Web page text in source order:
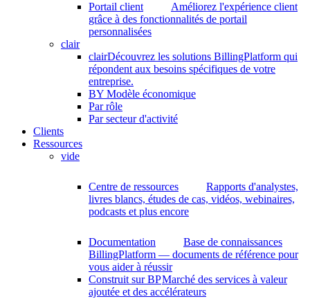
Portail client
Améliorez l'expérience client
grâce à des fonctionnalités de portail
personnalisées
clair
clairDécouvrez les solutions BillingPlatform qui
répondent aux besoins spécifiques de votre
entreprise.
BY Modèle économique
Par rôle
Par secteur d'activité
Clients
Ressources
vide
Centre de ressources
Rapports d'analystes,
livres blancs, études de cas, vidéos, webinaires,
podcasts et plus encore
Documentation
Base de connaissances
BillingPlatform — documents de référence pour
vous aider à réussir
Construit sur BPMarché des services à valeur
ajoutée et des accélérateurs